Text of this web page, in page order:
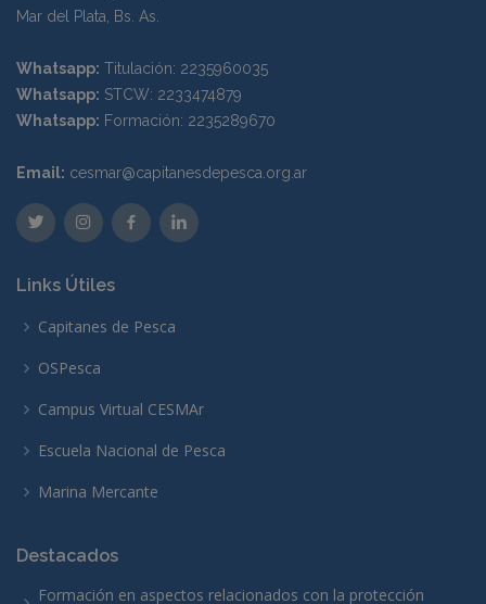
Mar del Plata, Bs. As.
Whatsapp: Titulación: 2235960035
Whatsapp: STCW: 2233474879
Whatsapp: Formación: 2235289670
Email: cesmar@capitanesdepesca.org.ar
Links Útiles
Capitanes de Pesca
OSPesca
Campus Virtual CESMAr
Escuela Nacional de Pesca
Marina Mercante
Destacados
Formación en aspectos relacionados con la protección